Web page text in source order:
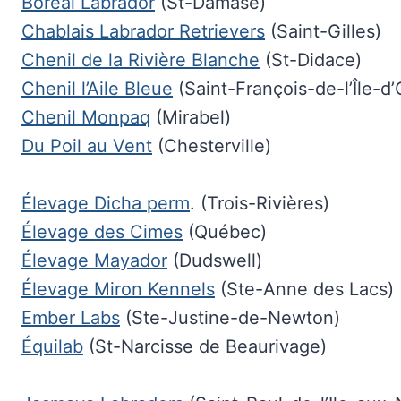
Chablais Labrador Retrievers (Saint-Gilles)
Chenil de la Rivière Blanche (St-Didace)
Chenil l’Aile Bleue (Saint-François-de-l’Île-
Chenil Monpaq (Mirabel)
Du Poil au Vent (Chesterville)
Élevage Dicha perm. (Trois-Rivières)
Élevage des Cimes (Québec)
Élevage Mayador (Dudswell)
Élevage Miron Kennels (Ste-Anne des Lacs)
Ember Labs (Ste-Justine-de-Newton)
Équilab (St-Narcisse de Beaurivage)